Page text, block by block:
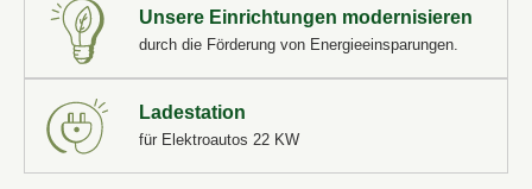
Unsere Einrichtungen modernisieren
durch die Förderung von Energieeinsparungen.
Ladestation
für Elektroautos 22 KW
Eine Behandlung buchen
Name*:
Einen Tisch im "Séquoia"
Name*:
Name :
Vorname*:
E-Mail*: